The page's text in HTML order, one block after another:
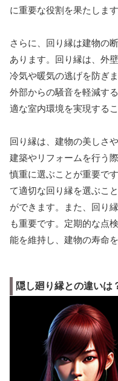
に重要な役割を果たします
さらに、回り縁は建物の
あります。回り縁は、外
冷気や暖気の逃げを防ぎ
外部からの騒音を軽減す
適な室内環境を実現する
回り縁は、建物の美しさ
建築やリフォームを行う
慎重に選ぶことが重要で
て適切な回り縁を選ぶこ
ができます。また、回り
も重要です。定期的な点
能を維持し、建物の寿命
隠し廻り縁との違いは